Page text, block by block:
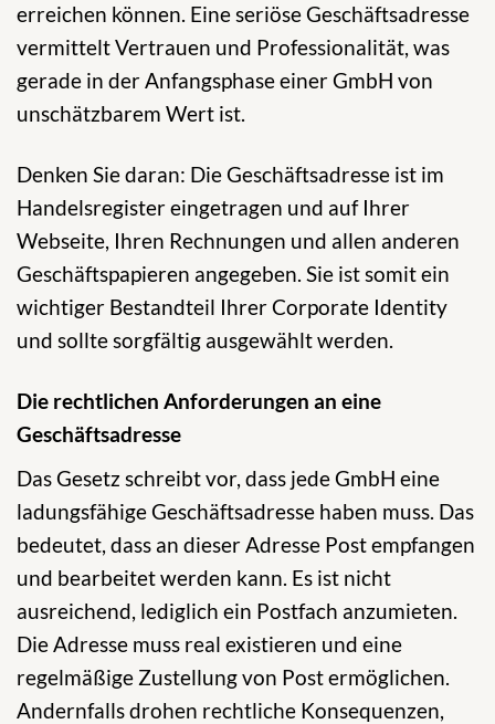
erreichen können. Eine seriöse Geschäftsadresse
vermittelt Vertrauen und Professionalität, was
gerade in der Anfangsphase einer GmbH von
unschätzbarem Wert ist.
Denken Sie daran: Die Geschäftsadresse ist im
Handelsregister eingetragen und auf Ihrer
Webseite, Ihren Rechnungen und allen anderen
Geschäftspapieren angegeben. Sie ist somit ein
wichtiger Bestandteil Ihrer Corporate Identity
und sollte sorgfältig ausgewählt werden.
Die rechtlichen Anforderungen an eine
Geschäftsadresse
Das Gesetz schreibt vor, dass jede GmbH eine
ladungsfähige Geschäftsadresse haben muss. Das
bedeutet, dass an dieser Adresse Post empfangen
und bearbeitet werden kann. Es ist nicht
ausreichend, lediglich ein Postfach anzumieten.
Die Adresse muss real existieren und eine
regelmäßige Zustellung von Post ermöglichen.
Andernfalls drohen rechtliche Konsequenzen,